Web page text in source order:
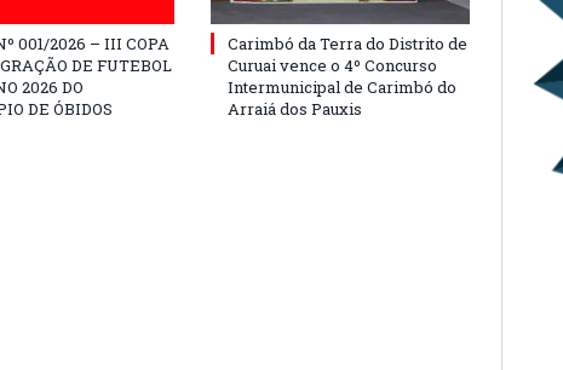
001/2026 – III COPA
DE FUTEBOL
2026 DO
DE ÓBIDOS
Carimbó da Terra do Distrito de
Curuai vence o 4º Concurso
Intermunicipal de Carimbó do
Arraiá dos Pauxis